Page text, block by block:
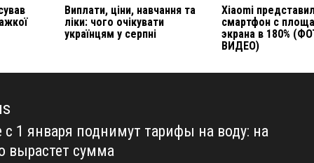
Виплати, ціни, навчання та
ліки: чого очікувати
українцям у серпні
Xiaomi
смартфон с
экрана в 180%
ВИДЕО)
с 1 января поднимут тарифы на воду: на
вырастет сумма